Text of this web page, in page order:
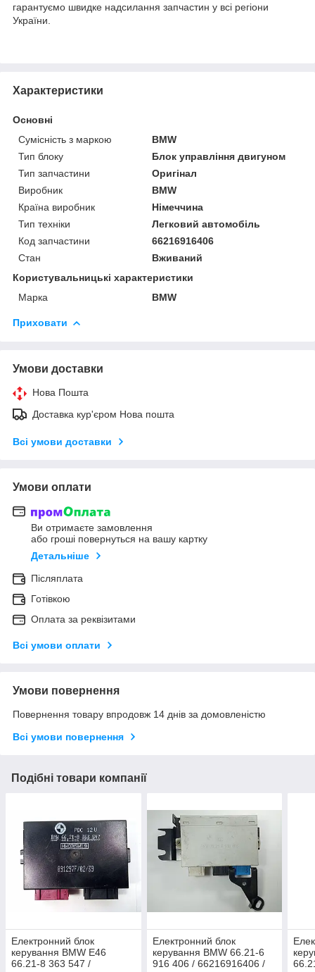
гарантуємо швидке надсилання запчастин у всі регіони
України.
Характеристики
Основні
Сумісність з маркою
BMW
Тип блоку
Блок управління двигуном
Тип запчастини
Оригінал
Виробник
BMW
Країна виробник
Німеччина
Тип техніки
Легковий автомобіль
Код запчастини
66216916406
Стан
Вживаний
Користувальницькі характеристики
Марка
BMW
Приховати
Умови доставки
Нова Пошта
Доставка кур'єром Нова пошта
Всі умови доставки
Умови оплати
Ви отримаєте замовлення
або гроші повернуться на вашу картку
Детальніше
Післяплата
Готівкою
Оплата за реквізитами
Всі умови оплати
Умови повернення
Повернення товару впродовж 14 днів за домовленістю
Всі умови повернення
Подібні товари компанії
Електронний блок
керування BMW E46
66.21-8 363 547 /
Електронний блок
керування BMW 66.21-6
916 406 / 66216916406 /